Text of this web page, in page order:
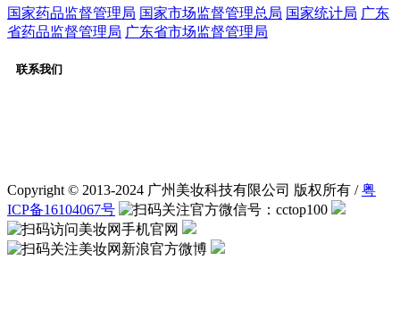
国家药品监督管理局 国家市场监督管理总局 国家统计局 广东
省药品监督管理局 广东省市场监督管理局
联系我们
Copyright © 2013-2024 广州美妆科技有限公司 版权所有 /粤
ICP备16104067号